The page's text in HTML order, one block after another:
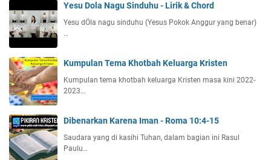
Yesu Dola Nagu Sinduhu - Lirik & Chord
Yesu dÖla nagu sinduhu (Yesus Pokok Anggur yang benar)
…
Kumpulan Tema Khotbah Keluarga Kristen
Kumpulan tema khotbah keluarga Kristen masa kini 2022-
2023…
Dibenarkan Karena Iman - Roma 10:4-15
Saudara yang di kasihi Tuhan, dalam bagian ini Rasul
Paulu…